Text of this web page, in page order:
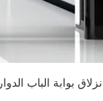
بوابة الباب الدوار